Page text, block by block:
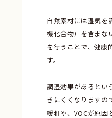
自然素材には湿気を
機化合物）を含まな
を行うことで、健康
す。
調湿効果があるとい
きにくくなりますの
緩和や、VOCが原因